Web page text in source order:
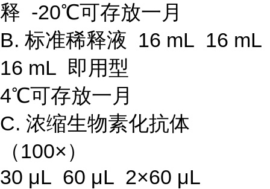
释 -20℃可存放一月
B. 标准稀释液 16 mL 16 mL
16 mL 即用型
4℃可存放一月
C. 浓缩生物素化抗体
（100×）
30 μL 60 μL 2×60 μL